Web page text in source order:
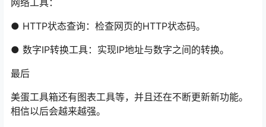
网络工具：
● HTTP状态查询：检查网页的HTTP状态码。
● 数字IP转换工具：实现IP地址与数字之间的转换。
最后
美蛋工具箱还有图表工具等，并且还在不断更新新功能。
相信以后会越来越强。